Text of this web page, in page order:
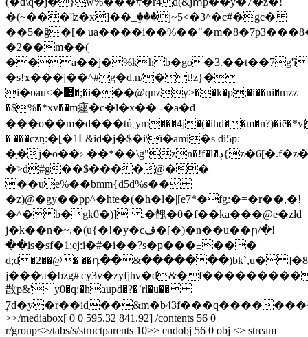
�(~���'ʫ�x]��_ٟ���j~5<�3^�c#�gc�
�2��m��(
��a��j�
�s!ϫ���j��^#g�d.n/�t!z}�
i�υau<�᜗�;�і���@qnzy>��k�p;�i��ni�mzz
�$%�*xv��m瘞�c�l�x�� -�a�d
���o��m�d���tύ˛ym���4j�(�ihd�
�|���czܻn:�[�1߅&id�j�$�i\ï�ami�s di5p:
�ַ�j�o��ۓ��*��\g"zn�!f�l�ڊ{z�6[�.f�z�
�>d#g��$����@��
��ue%��bmm{d5d%s��
�z)@�gy��pp^�hte�(�h�l�|[e7*�fg:�=�r��,�!
�^�b�gk0�)] .�䰪�0�f��ka���@e�złd
j�k��n�~.�(u{�!�y�cڤ�[�)�n��u��ր/�!
��is�sf�1;ej:i�#�i��?s�ҏ���±���
d;d�2��@�'��դ��&�������)bk`,u�
㪚p&'y0�q:�haupd�?�`rl�u��
ׇ7d�y�r��id��&m�b43f���q�����
>>/mediabox[ 0 0 595.32 841.92] /contents 56 0
r/group<>/tabs/s/structparents 10>> endobj 56 0 obj <> stream